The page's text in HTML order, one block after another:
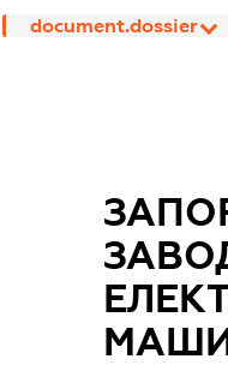
document.dossier